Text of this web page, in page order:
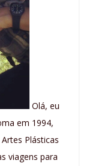
Olá, eu
em 1994,
Plásticas
viagens para